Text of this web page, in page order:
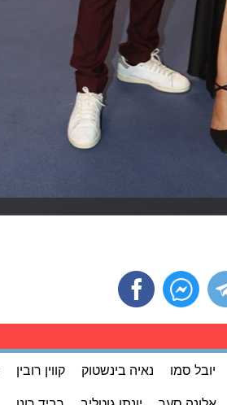
יובל סמו נאיה בינשטוק קווין רובין